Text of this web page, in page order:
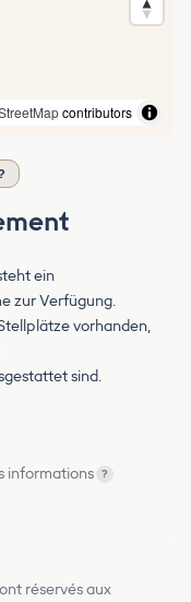
contributors
ein
zur Verfügung.
vorhanden,
sind.
informations ?
réservés aux